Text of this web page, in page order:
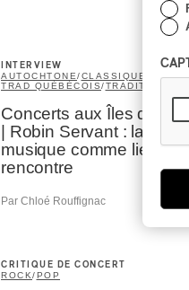
INTERVIEW
AUTOCHTONE/CLASSIQUE
TRAD QUÉBÉCOIS/TRADITIONNEL
Concerts aux Îles du Bic
| Robin Servant : la
musique comme lieu de
rencontre
Par Chloé Rouffignac
CRITIQUE DE CONCERT
ROCK/POP